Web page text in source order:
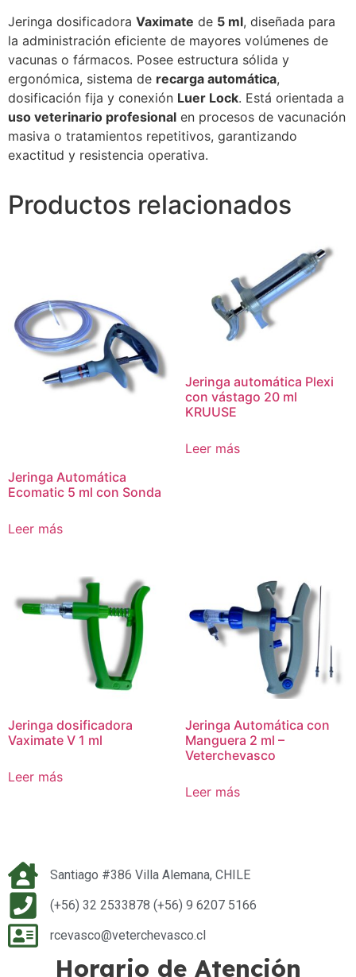
Jeringa dosificadora Vaximate de 5 ml, diseñada para
la administración eficiente de mayores volúmenes de
vacunas o fármacos. Posee estructura sólida y
ergonómica, sistema de recarga automática,
dosificación fija y conexión Luer Lock. Está orientada a
uso veterinario profesional en procesos de vacunación
masiva o tratamientos repetitivos, garantizando
exactitud y resistencia operativa.
Productos relacionados
Jeringa Automática
Ecomatic 5 ml con Sonda
Leer más
Jeringa automática Plexi
con vástago 20 ml
KRUUSE
Leer más
Jeringa dosificadora
Vaximate V 1 ml
Leer más
Jeringa Automática con
Manguera 2 ml –
Veterchevasco
Leer más
Santiago #386 Villa Alemana, CHILE
(+56) 32 2533878 (+56) 9 6207 5166
rcevasco@veterchevasco.cl
Horario de Atención